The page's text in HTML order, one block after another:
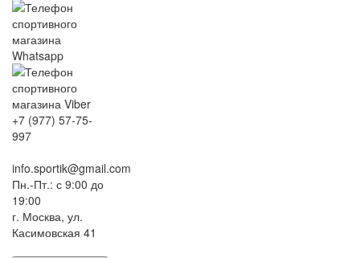
+7 (977) 57-75-
997
info.sportik@gmail.com
Пн.-Пт.: с 9:00 до
19:00
г. Москва, ул.
Касимовская 41